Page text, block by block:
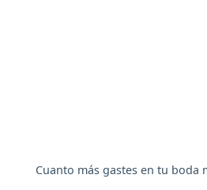
Cuanto más gastes en tu boda